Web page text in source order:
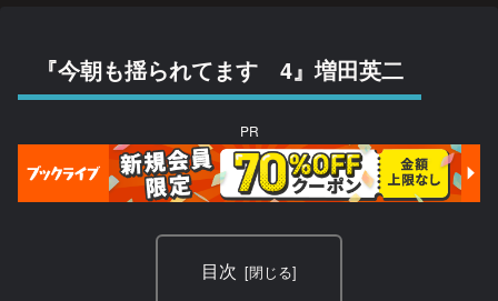
『今朝も揺られてます 4』増田英二
PR
目次